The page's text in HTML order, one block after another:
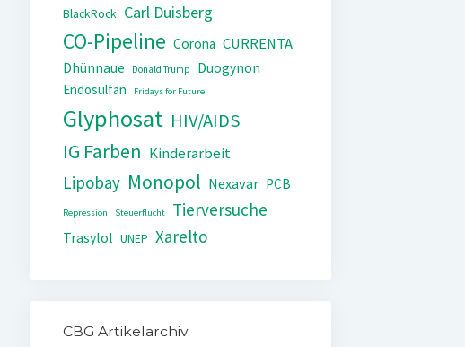
BlackRock Carl Duisberg
CO-Pipeline Corona CURRENTA
Dhünnaue Donald Trump
Duogynon
Endosulfan
Fridays for Future
Glyphosat HIV/AIDS
IG Farben Kinderarbeit
Lipobay Monopol Nexavar PCB
Repression Steuerflucht Tierversuche
Trasylol UNEP Xarelto
CBG Artikelarchiv